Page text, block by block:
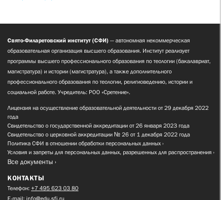
Свято-Филаретовский институт (СФИ) — автономная некоммерческая
образовательная организация высшего образования. Институт реализует
программы высшего профессионального образования по теологии (бакалавриат,
магистратура) и истории (магистратура), а также дополнительного
профессионального образования по теологии, религиоведению, истории и
социальной работе. Учредитель: РОО «Сретение».
Лицензия на осуществление образовательной деятельности от 29 декабря 2022
года
Свидетельство о государственной аккредитации от 26 января 2023 года
Свидетельство о церковной аккредитации № 26 от 1 декабря 2022 года
Политика СФИ в отношении обработки персональных данных
Условия и запреты для персональных данных, разрешенных для распространения
Все документы
КОНТАКТЫ
Телефон: +7 495 623 03 80